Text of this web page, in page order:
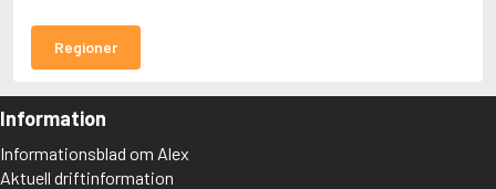
Regioner
Information
Informationsblad om Alex
Aktuell driftinformation